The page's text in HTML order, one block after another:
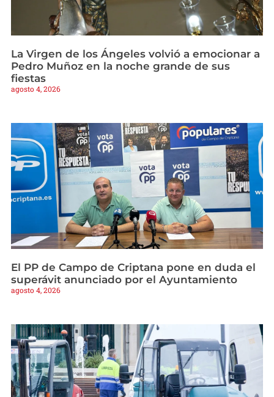
La Virgen de los Ángeles volvió a emocionar a
Pedro Muñoz en la noche grande de sus
fiestas
agosto 4, 2026
El PP de Campo de Criptana pone en duda el
superávit anunciado por el Ayuntamiento
agosto 4, 2026